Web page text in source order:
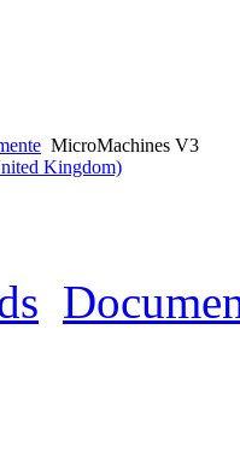
MicroMachines V3